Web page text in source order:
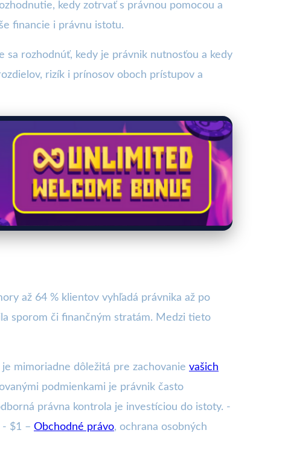
kedy zotrvať s právnou pomocou a
financie i právnu istotu.
rozhodnúť, kedy je právnik nutnosťou a kedy
rizík i prínosov oboch prístupov a
až 64 % klientov vyhľadá právnika až po
sporom či finančným stratám. Medzi tieto
mimoriadne dôležitá pre zachovanie vašich
podmienkami je právnik často
právna kontrola je investíciou do istoty. -
- $1 – Obchodné právo, ochrana osobných